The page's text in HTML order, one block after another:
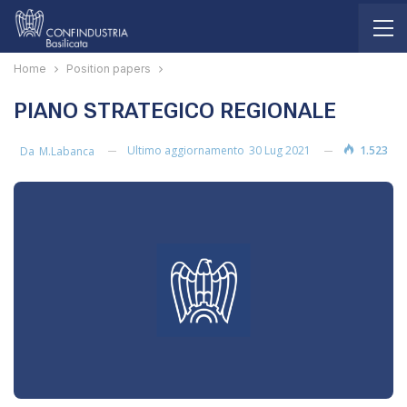
Home Position papers
PIANO STRATEGICO REGIONALE
Da M.labanca Ultimo aggiornamento 30 Lug 2021 1.523